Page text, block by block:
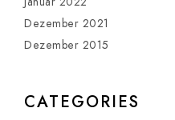
Dezember 2021
Dezember 2015
CATEGORIES